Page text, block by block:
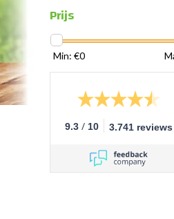
Prijs
Min: €0
9.3 / 10 3.741 reviews